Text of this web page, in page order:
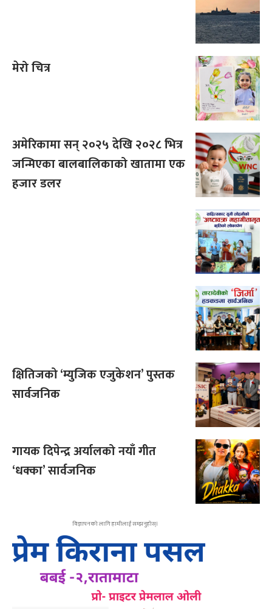
मेरो चित्र
अमेरिकामा सन् २०२५ देखि २०२८ भित्र
जन्मिएका बालबालिकाको खातामा एक
हजार डलर
क्षितिजको ‘म्युजिक एजुकेशन’ पुस्तक
सार्वजनिक
गायक दिपेन्द्र अर्यालको नयाँ गीत
‘धक्का’ सार्वजनिक
विज्ञापनको लागि हामीलाई सम्झनुहोस्।